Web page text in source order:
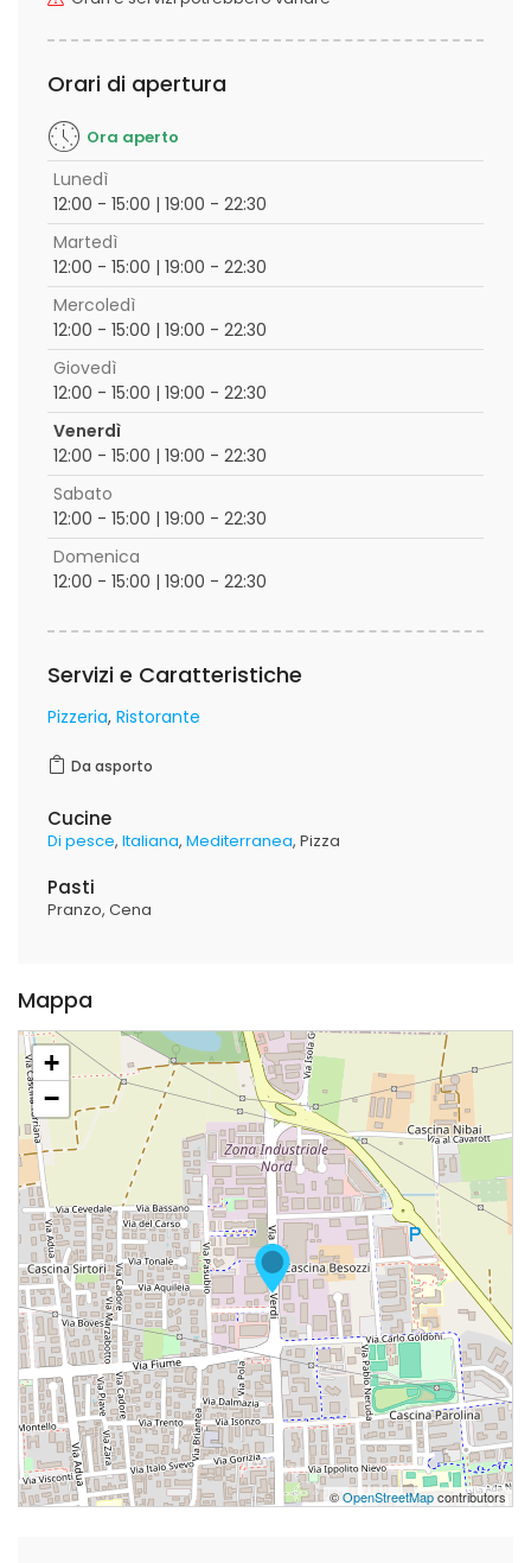
Orari di apertura
Ora aperto
Lunedì
12:00 - 15:00 | 19:00 - 22:30
Martedì
12:00 - 15:00 | 19:00 - 22:30
Mercoledì
12:00 - 15:00 | 19:00 - 22:30
Giovedì
12:00 - 15:00 | 19:00 - 22:30
Venerdì
12:00 - 15:00 | 19:00 - 22:30
Sabato
12:00 - 15:00 | 19:00 - 22:30
Domenica
12:00 - 15:00 | 19:00 - 22:30
Servizi e Caratteristiche
Pizzeria Ristorante
Da asporto
Cucine
Di pesce Italiana Mediterranea Pizza
Pasti
Pranzo Cena
Mappa
+
−
©OpenStreetMapcontributors